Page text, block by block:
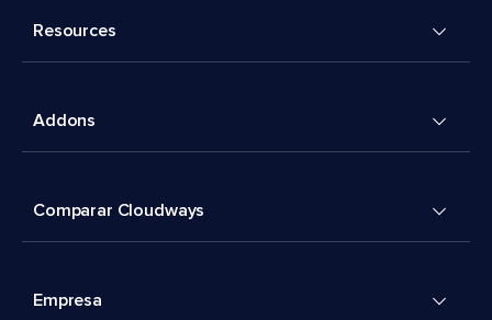
Resources
Addons
Comparar Cloudways
Empresa